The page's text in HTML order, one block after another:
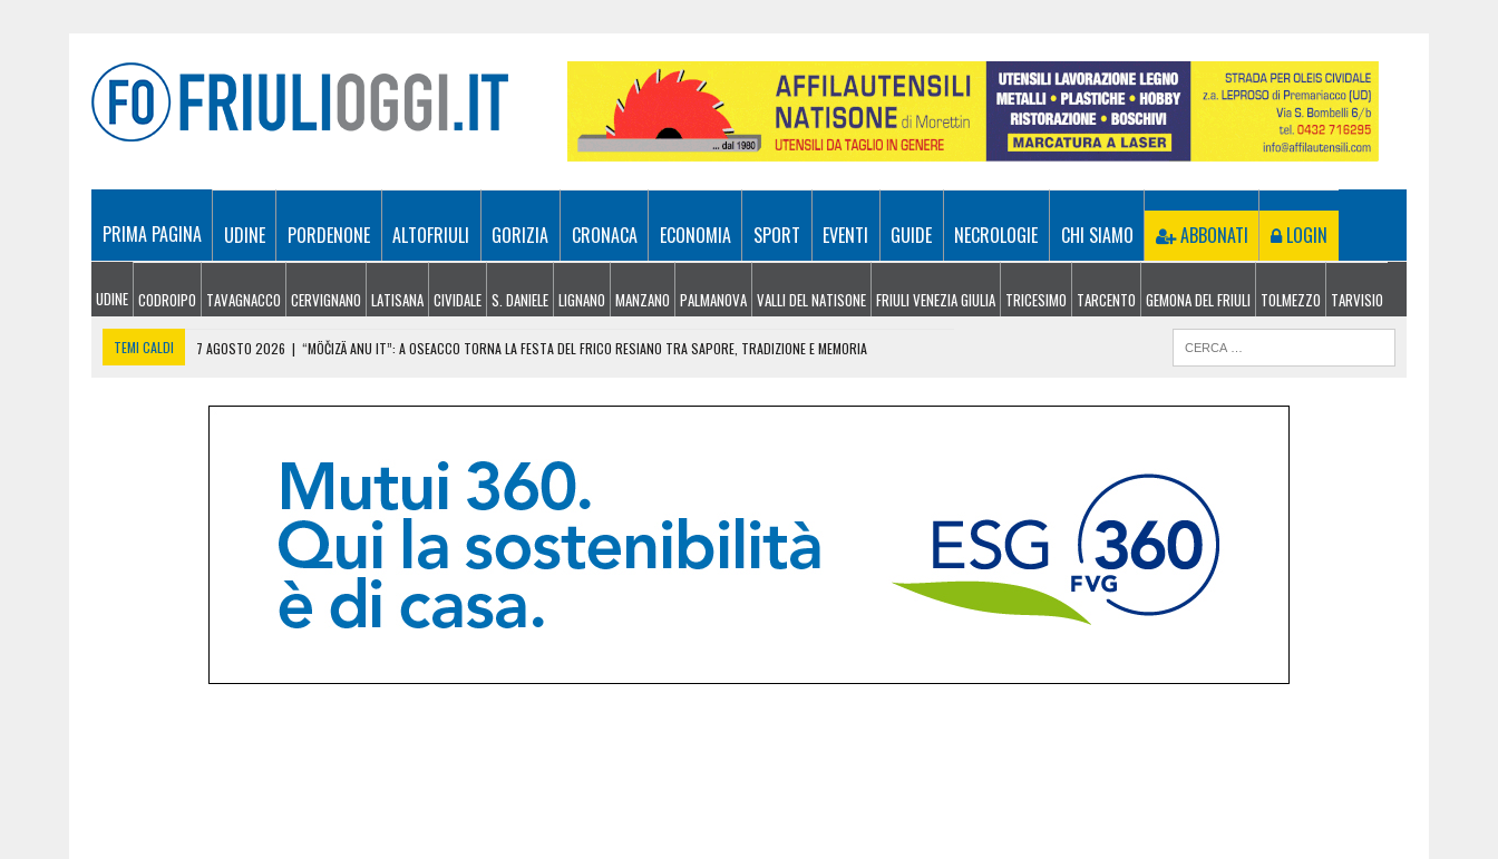
PRIMA PAGINA UDINE PORDENONE ALTOFRIULI GORIZIA CRONACA ECONOMIA SPORT EVENTI GUIDE NECROLOGIE CHI SIAMO ABBONATI LOGIN
UDINE CODROIPO TAVAGNACCO CERVIGNANO LATISANA CIVIDALE S. DANIELE LIGNANO MANZANO PALMANOVA VALLI DEL NATISONE FRIULI VENEZIA GIULIA TRICESIMO TARCENTO GEMONA DEL FRIULI TOLMEZZO TARVISIO
TEMI CALDI 7 AGOSTO 2026 | “MÖČIZÄ ANU IT”: A OSEACCO TORNA LA FESTA DEL FRICO RESIANO TRA SAPORE, TRADIZIONE E MEMORIA
L’ARTE DELL’ESPRESSO A CASA: I SEGRETI PER UNA PAUSA DI QUALITÀ PROFESSIONALE
EMERGENZA INCENDI IN FRIULI: CINQUE ROGHI ANCORA ATTIVI, ELICOTTERI IN AZIONE SUI MONTI